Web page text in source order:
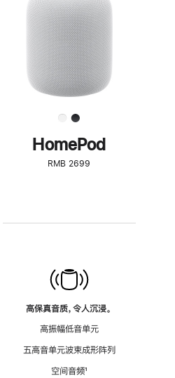
了
解
HomePod<
HomePod
RMB 2699
高保真音质，令人沉浸。
高振幅低音单元
五高音单元波束成形阵列
空间音频脚
¹